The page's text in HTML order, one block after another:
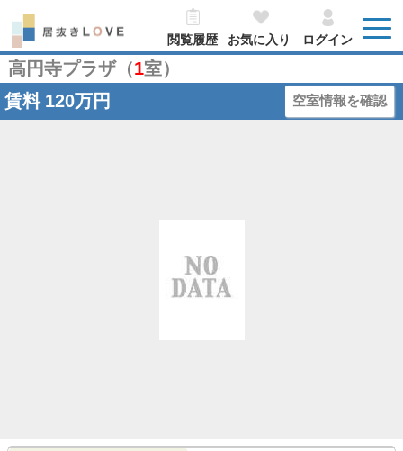
閲覧履歴 お気に入り ログイン
高円寺プラザ（1室）
賃料 120万円 空室情報を確認